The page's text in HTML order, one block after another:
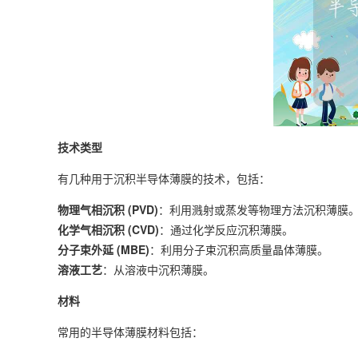
技术类型
有几种用于沉积半导体薄膜的技术，包括：
物理气相沉积 (PVD)：利用溅射或蒸发等物理方法沉积薄膜
化学气相沉积 (CVD)：通过化学反应沉积薄膜。
分子束外延 (MBE)：利用分子束沉积高质量晶体薄膜。
溶液工艺：从溶液中沉积薄膜。
材料
常用的半导体薄膜材料包括：